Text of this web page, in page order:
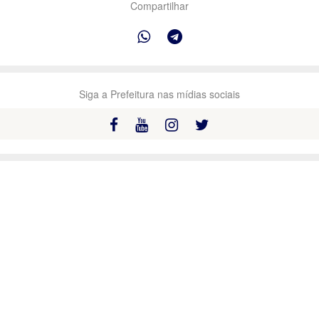
Compartilhar
Siga a Prefeitura nas mídias sociais